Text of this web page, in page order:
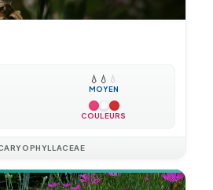
💧 💧 💧
MOYEN
COULEURS